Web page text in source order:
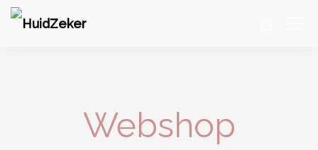
Webshop